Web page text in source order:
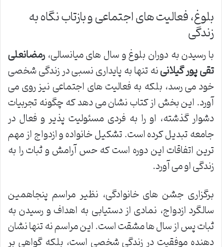
بلوغ، فعالیت های اجتماعی و بازتاب نگاه به
زندگی
با رسیدن به دوران بلوغ و سال های میانسالی،رمضانعلی
تقی پور گیلانینه تنها به پایداری نسبی در زندگی شخصی
خود می رسد، بلکه به فعالیت های اجتماعی نیز روی می
آورد. این بخش از کتاب نشان می دهد که چگونه تجربیات
دشوار گذشته، او را به فردی مسئولیت پذیر و فعال در
جامعه تبدیل کرده است. تشکیل خانواده و ازدواج از مهم
ترین اتفاقات این دوره است که حس آرامش و ثبات را به
زندگی او می آورد.
برگزاری جشن های خانوادگی، نظیر مراسم پنجاهمین
سالگرد ازدواج، نمادی از دستیابی به اهداف و رسیدن به
ثبات پس از سال ها مشقت است. این مراسم نه تنها نشان
دهنده موفقیت در زندگی شخصی است، بلکه گواهی بر